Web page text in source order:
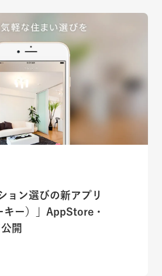
ョン選びの新アプリ
キー）」AppStore・
開